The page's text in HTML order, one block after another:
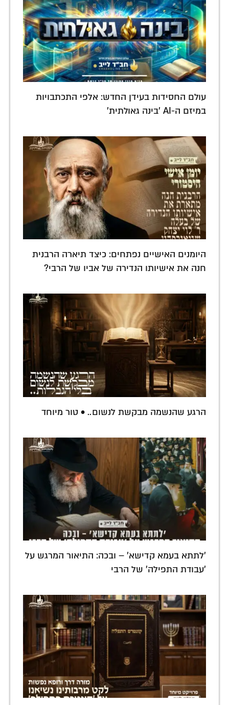
עולם החסידות בעידן החדש: אלפי התכתבויות
במיזם ה-AI 'בינה גאולתית'
היומנים האישיים נפתחים: כיצד תיארה הרבנית
חנה את אישיותו הנדירה של אביו של הרבי?
הרגע שהנשמה מבקשת לנשום.. • טור מיוחד
'לתתא בעמא קדישא' – ובכה: התיאור המרגש על
'עבודת התפילה' של הרבי